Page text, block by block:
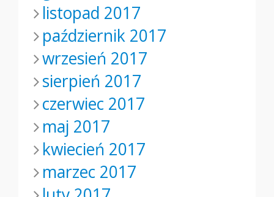
listopad 2017
październik 2017
wrzesień 2017
sierpień 2017
czerwiec 2017
maj 2017
kwiecień 2017
marzec 2017